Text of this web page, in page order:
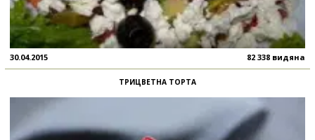
30.04.2015 82 338 видяна
ТРИЦВЕТНА ТОРТА